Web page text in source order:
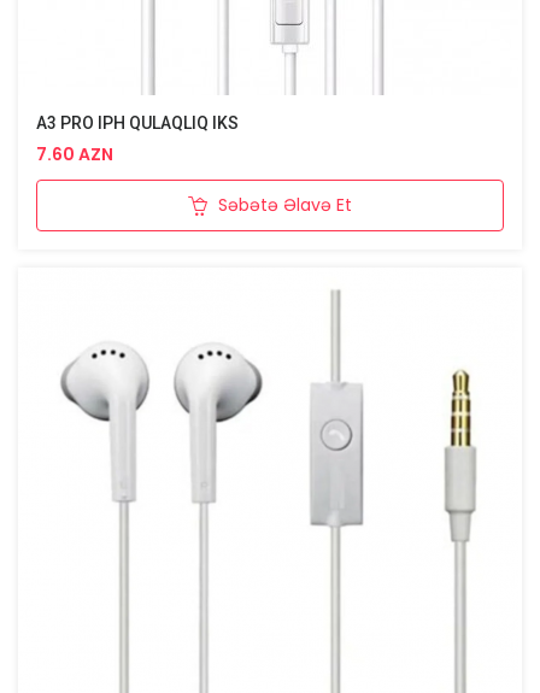
A3 PRO IPH QULAQLIQ IKS
7.60 AZN
Səbətə Əlavə Et